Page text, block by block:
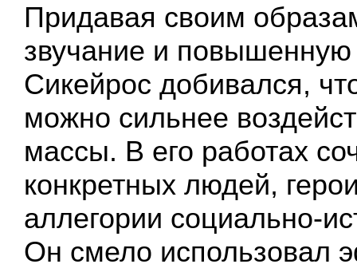
Придавая своим
звучание и повышенную
Сикейрос добивался,
можно сильнее
массы. В его работах
конкретных людей,
аллегории социально-
Он смело использовал